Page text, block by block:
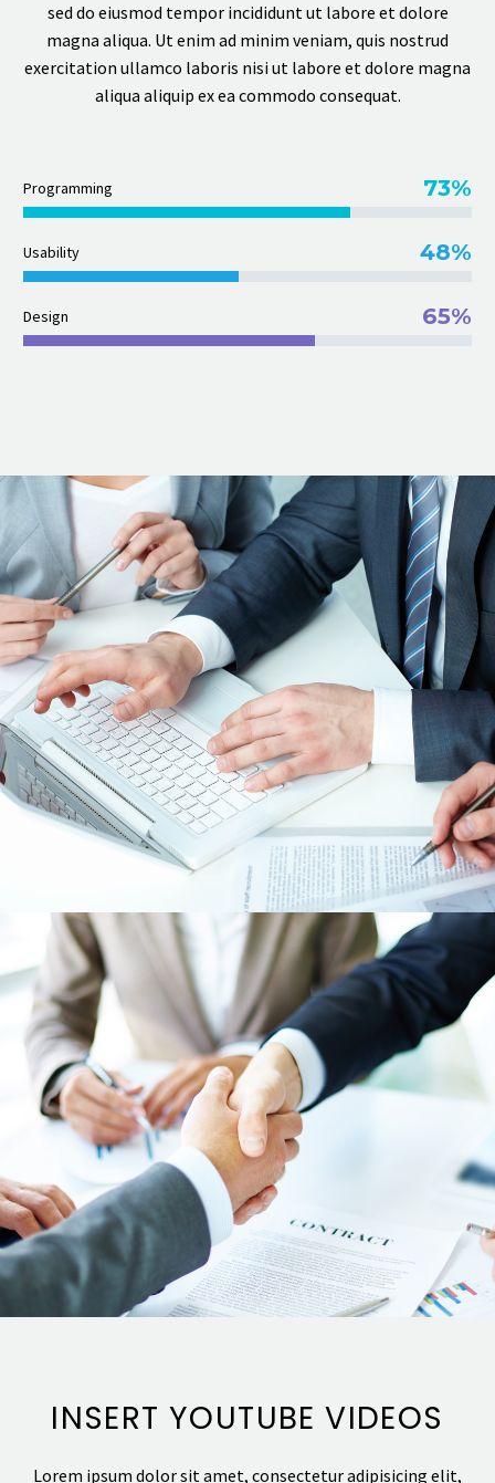
sed do eiusmod tempor incididunt ut labore et dolore
magna aliqua. Ut enim ad minim veniam, quis nostrud
exercitation ullamco laboris nisi ut labore et dolore magna
aliqua aliquip ex ea commodo consequat.
Programming 73%
Usability 48%
Design 65%
INSERT YOUTUBE VIDEOS
Lorem ipsum dolor sit amet, consectetur adipisicing elit,